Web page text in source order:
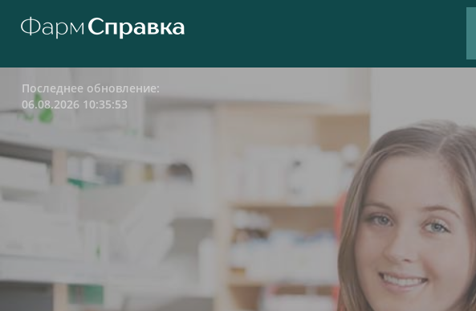
Последнее обновление:
06.08.2026 10:35:53